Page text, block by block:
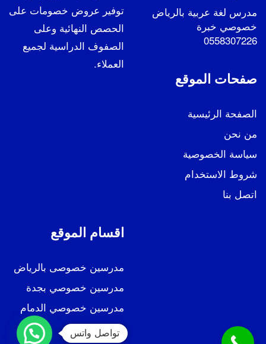
توفير عروض خصومات على
الحصص النهائية وعلى
الصفوف الدراسية لجميع
العملاء.
مدرس لغة عربية بالرياض
خصوصي خبرة
0558307226
صفحات الموقع
الصفحة الرئيسية
من نحن
سياسة الخصوصية
شروط الاستخدام
اتصل بنا
اقسام الموقع
مدرسين خصوصى بالرياض
مدرسين خصوصي بجدة
مدرسين خصوصي الدمام
تواصل واتس